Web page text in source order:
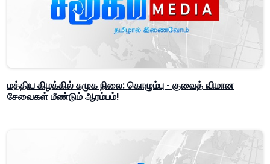
மத்திய கிழக்கில் சுமுக நிலை: கொழும்பு - குவைத் விமான
சேவைகள் மீண்டும் ஆரம்பம்!